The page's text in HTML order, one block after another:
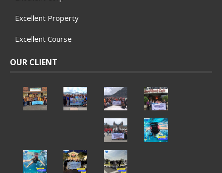
Excellent Property
Excellent Course
OUR CLIENT